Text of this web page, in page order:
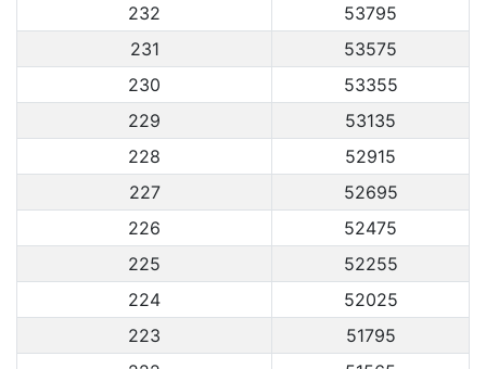
232
53795
231
53575
230
53355
229
53135
228
52915
227
52695
226
52475
225
52255
224
52025
223
51795